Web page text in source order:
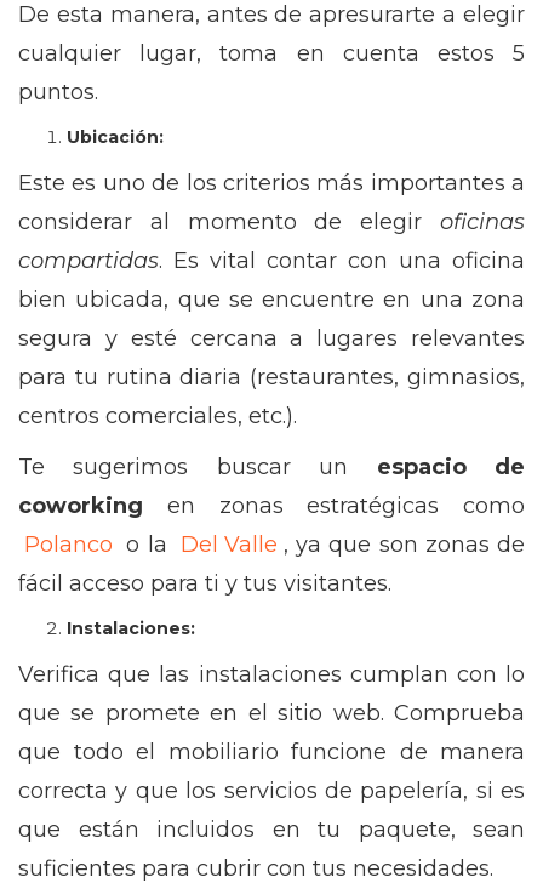
De esta manera, antes de apresurarte a elegir
cualquier lugar, toma en cuenta estos 5
puntos.
Ubicación:
Este es uno de los criterios más importantes a
considerar al momento de elegir oficinas
compartidas. Es vital contar con una oficina
bien ubicada, que se encuentre en una zona
segura y esté cercana a lugares relevantes
para tu rutina diaria (restaurantes, gimnasios,
centros comerciales, etc.).
Te sugerimos buscar un espacio de
coworking en zonas estratégicas como
Polanco o la Del Valle , ya que son zonas de
fácil acceso para ti y tus visitantes.
Instalaciones:
Verifica que las instalaciones cumplan con lo
que se promete en el sitio web. Comprueba
que todo el mobiliario funcione de manera
correcta y que los servicios de papelería, si es
que están incluidos en tu paquete, sean
suficientes para cubrir con tus necesidades.